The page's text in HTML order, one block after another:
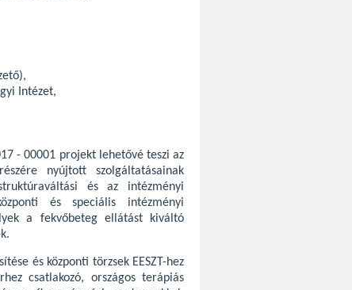
Intézet,
- 00001 projekt lehetővé teszi az
nyújtott szolgáltatásainak
és az intézményi
és speciális intézményi
a fekvőbeteg ellátást kiváltó
és központi törzsek EESZT-hez
csatlakozó, országos terápiás